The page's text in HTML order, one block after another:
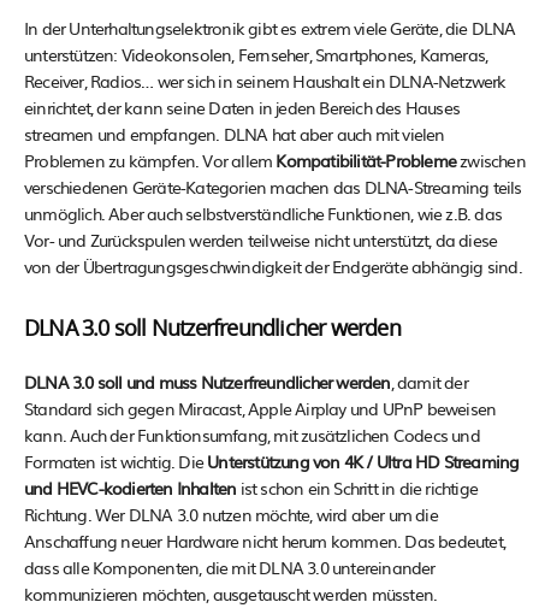
In der Unterhaltungselektronik gibt es extrem viele Geräte, die DLNA
unterstützen: Videokonsolen, Fernseher, Smartphones, Kameras,
Receiver, Radios… wer sich in seinem Haushalt ein DLNA-Netzwerk
einrichtet, der kann seine Daten in jeden Bereich des Hauses
streamen und empfangen. DLNA hat aber auch mit vielen
Problemen zu kämpfen. Vor allem Kompatibilität-Problemezwischen
verschiedenen Geräte-Kategorien machen das DLNA-Streaming teils
unmöglich. Aber auch selbstverständliche Funktionen, wie z.B. das
Vor- und Zurückspulen werden teilweise nicht unterstützt, da diese
von der Übertragungsgeschwindigkeit der Endgeräte abhängig sind.
DLNA 3.0 soll Nutzerfreundlicher werden
DLNA 3.0 soll und muss Nutzerfreundlicher werden, damit der
Standard sich gegen Miracast, Apple Airplay und UPnP beweisen
kann. Auch der Funktionsumfang, mit zusätzlichen Codecs und
Formaten ist wichtig. DieUnterstützung von 4K / Ultra HD Streaming
und HEVC-kodierten Inhalten ist schon ein Schritt in die richtige
Richtung. Wer DLNA 3.0 nutzen möchte, wird aber um die
Anschaffung neuer Hardware nicht herum kommen. Das bedeutet,
dass alle Komponenten, die mit DLNA 3.0 untereinander
kommunizieren möchten, ausgetauscht werden müssten.